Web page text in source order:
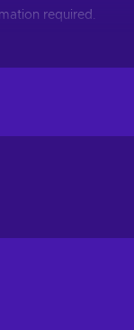
required.
world.